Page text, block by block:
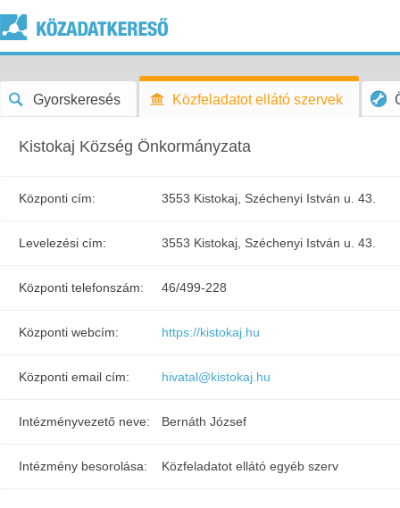
Gyorskeresés Közfeladatot ellátó szervek
Kistokaj Község Önkormányzata
Központi cím: 3553 Kistokaj, Széchenyi István u. 43.
Levelezési cím: 3553 Kistokaj, Széchenyi István u. 43.
Központi telefonszám: 46/499-228
Központi webcím: https://kistokaj.hu
Központi email cím: hivatal@kistokaj.hu
Intézményvezető neve: Bernáth József
Intézmény besorolása: Közfeladatot ellátó egyéb szerv